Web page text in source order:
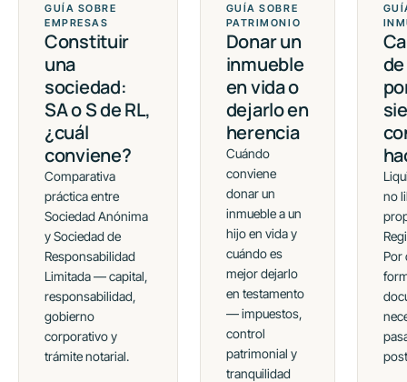
GUÍA SOBRE
EMPRESAS
Constituir
una
sociedad:
SA o S de RL,
¿cuál
conviene?
Comparativa
práctica entre
Sociedad Anónima
y Sociedad de
Responsabilidad
Limitada — capital,
responsabilidad,
gobierno
corporativo y
trámite notarial.
GUÍA SOBRE
PATRIMONIO
Donar un
inmueble
en vida o
dejarlo en
herencia
Cuándo
conviene
donar un
inmueble a un
hijo en vida y
cuándo es
mejor dejarlo
en testamento
— impuestos,
control
patrimonial y
tranquilidad
no
Por